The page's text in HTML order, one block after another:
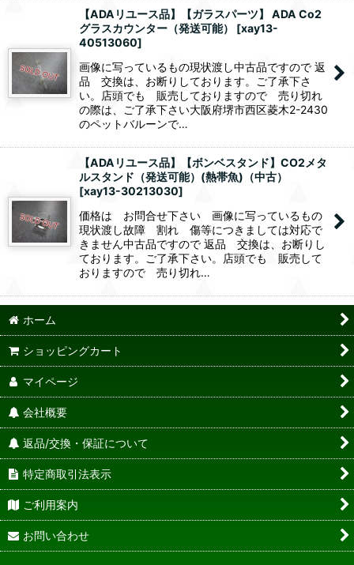
【ADAリユース品】【ガラスパーツ】 ADA Co2
グラスカウンター（発送可能）
[xay13-
40513060]
画像に写っているもの現状渡し中古品ですので 返
品 交換は、お断りしております。ご了承下さ
い。店頭でも 販売しておりますので 売り切れ
の際は、ご了承下さい大阪府堺市西区菱木2-2430
のペットバルーンで…
【ADAリユース品】【ボンベスタンド】CO2メタ
ルスタンド（発送可能）(熱帯魚)（中古）
[xay13-30213030]
価格は お問合せ下さい 画像に写っているもの
現状渡し故障 割れ 傷等につきましては対応で
きません中古品ですので 返品 交換は、お断りし
ております。ご了承下さい。店頭でも 販売して
おりますので 売り切れ…
ホーム
ショッピングカート
マイページ
会社概要
返品/交換・保証について
特定商取引法表示
ご利用案内
お問い合わせ